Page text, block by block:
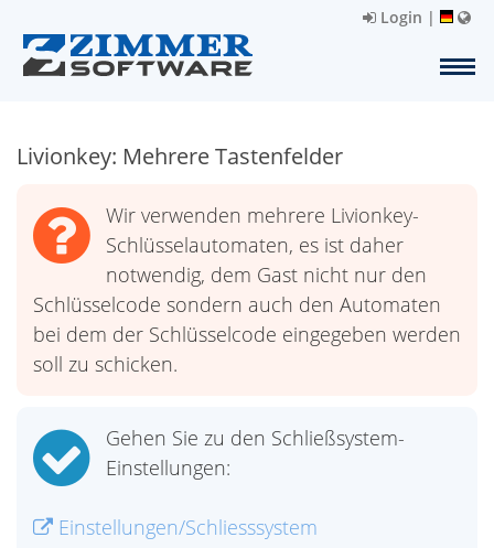
Login |
Livionkey: Mehrere Tastenfelder
Wir verwenden mehrere Livionkey-
Schlüsselautomaten, es ist daher
notwendig, dem Gast nicht nur den
Schlüsselcode sondern auch den Automaten
bei dem der Schlüsselcode eingegeben werden
soll zu schicken.
Gehen Sie zu den Schließsystem-
Einstellungen:
Einstellungen/Schliesssystem